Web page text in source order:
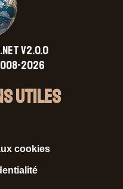
V2.0.0
2026
Utiles
cookies